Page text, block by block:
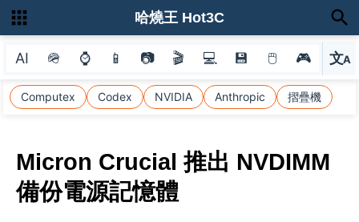
AI 🪖 ⌚ 📱 📷 🎬 💻 💾 🖱 🎮 文A
選
Computex Codex NVIDIA Anthropic 摺疊機
哈燒王 Hot3C
Micron Crucial 推出 NVDIMM
備份電源記憶體